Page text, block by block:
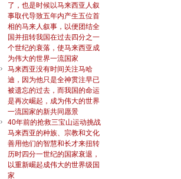
了，也是时候以马来西亚人叙
事取代导致五年内产生五位首
相的马来人叙事，以便团结全
国并扭转我国在过去四分之一
个世纪的衰落，使马来西亚成
为伟大的世界一流国家
马来西亚没有时间关注马哈
迪，因为他只是全神贯注早已
被遗忘的过去，而我国的命运
是再次崛起，成为伟大的世界
一流国家的新共同愿景
40年前的抢救三宝山运动挑战
马来西亚的种族、宗教和文化
善用他们的智慧和长才来扭转
历时四分一世纪的国家衰退，
以重新崛起成伟大的世界级国
家